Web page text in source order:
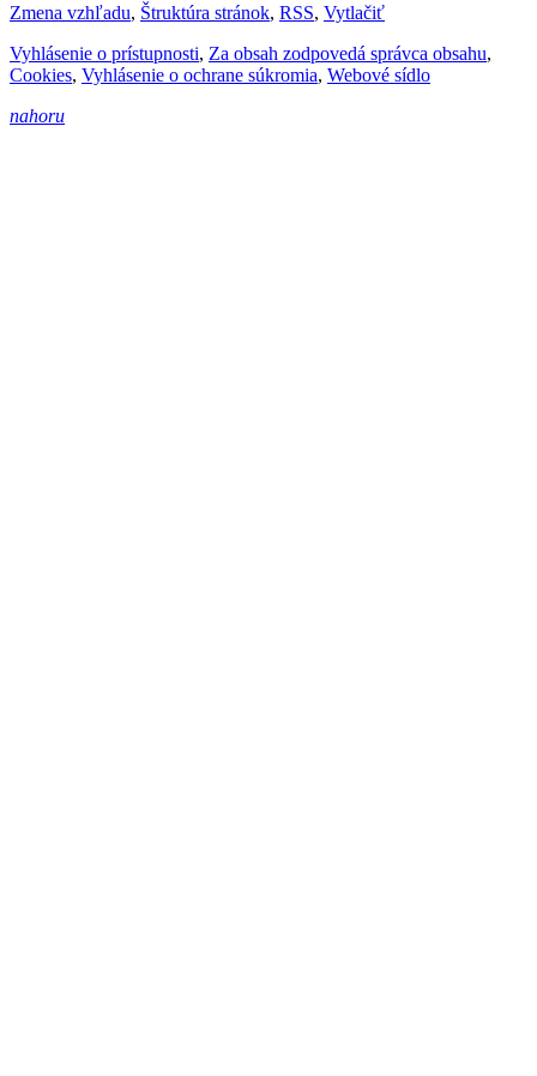
Zmena vzhľadu, Štruktúra stránok, RSS, Vytlačiť
Vyhlásenie o prístupnosti, Za obsah zodpovedá správca obsahu,
Cookies, Vyhlásenie o ochrane súkromia, Webové sídlo
nahoru